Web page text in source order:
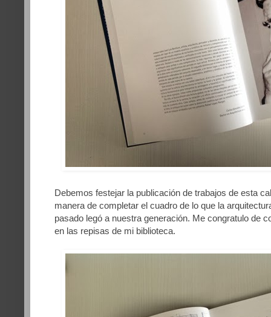
Debemos festejar la publicación de trabajos de esta
manera de completar el cuadro de lo que la
pasado legó a nuestra generación. Me congratulo de
en las repisas de mi biblioteca.